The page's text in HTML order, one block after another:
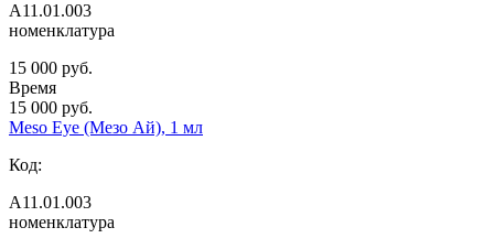
А11.01.003
номенклатура
15 000 руб.
Время
15 000 руб.
Meso Eye (Мезо Ай), 1 мл
Код:
А11.01.003
номенклатура